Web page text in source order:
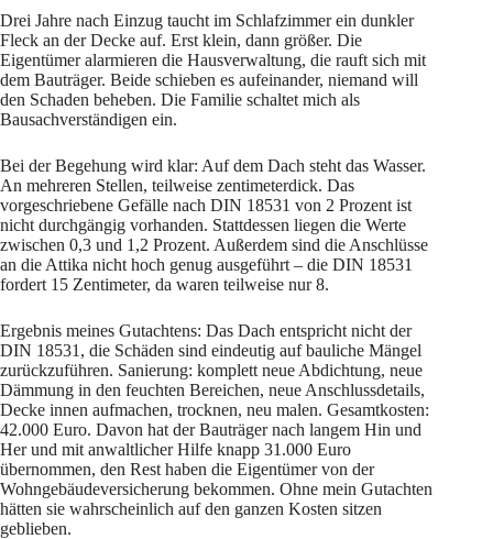
Drei Jahre nach Einzug taucht im Schlafzimmer ein dunkler
Fleck an der Decke auf. Erst klein, dann größer. Die
Eigentümer alarmieren die Hausverwaltung, die rauft sich mit
dem Bauträger. Beide schieben es aufeinander, niemand will
den Schaden beheben. Die Familie schaltet mich als
Bausachverständigen ein.
Bei der Begehung wird klar: Auf dem Dach steht das Wasser.
An mehreren Stellen, teilweise zentimeterdick. Das
vorgeschriebene Gefälle nach DIN 18531 von 2 Prozent ist
nicht durchgängig vorhanden. Stattdessen liegen die Werte
zwischen 0,3 und 1,2 Prozent. Außerdem sind die Anschlüsse
an die Attika nicht hoch genug ausgeführt – die DIN 18531
fordert 15 Zentimeter, da waren teilweise nur 8.
Ergebnis meines Gutachtens: Das Dach entspricht nicht der
DIN 18531, die Schäden sind eindeutig auf bauliche Mängel
zurückzuführen. Sanierung: komplett neue Abdichtung, neue
Dämmung in den feuchten Bereichen, neue Anschlussdetails,
Decke innen aufmachen, trocknen, neu malen. Gesamtkosten:
42.000 Euro. Davon hat der Bauträger nach langem Hin und
Her und mit anwaltlicher Hilfe knapp 31.000 Euro
übernommen, den Rest haben die Eigentümer von der
Wohngebäudeversicherung bekommen. Ohne mein Gutachten
hätten sie wahrscheinlich auf den ganzen Kosten sitzen
geblieben.